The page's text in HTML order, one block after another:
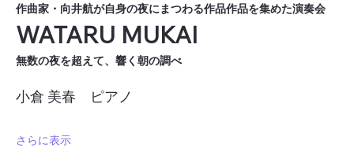
作曲家・向井航が自身の夜にまつわる作品作品を集めた演奏会
WATARU MUKAI
無数の夜を超えて、響く朝の調べ
小倉 美春　ピアノ
さらに表示